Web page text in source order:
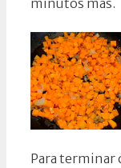
Para terminar